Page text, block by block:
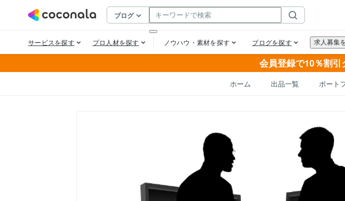
会員登録で10％割引
ホーム 出品一覧 ポート